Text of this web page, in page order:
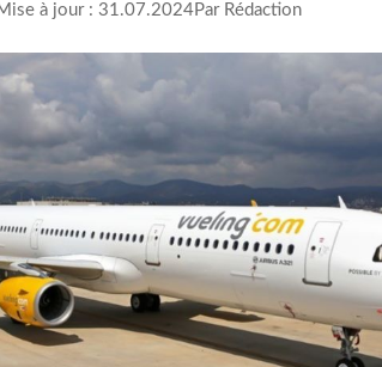
à jour : 31.07.2024Par Rédaction